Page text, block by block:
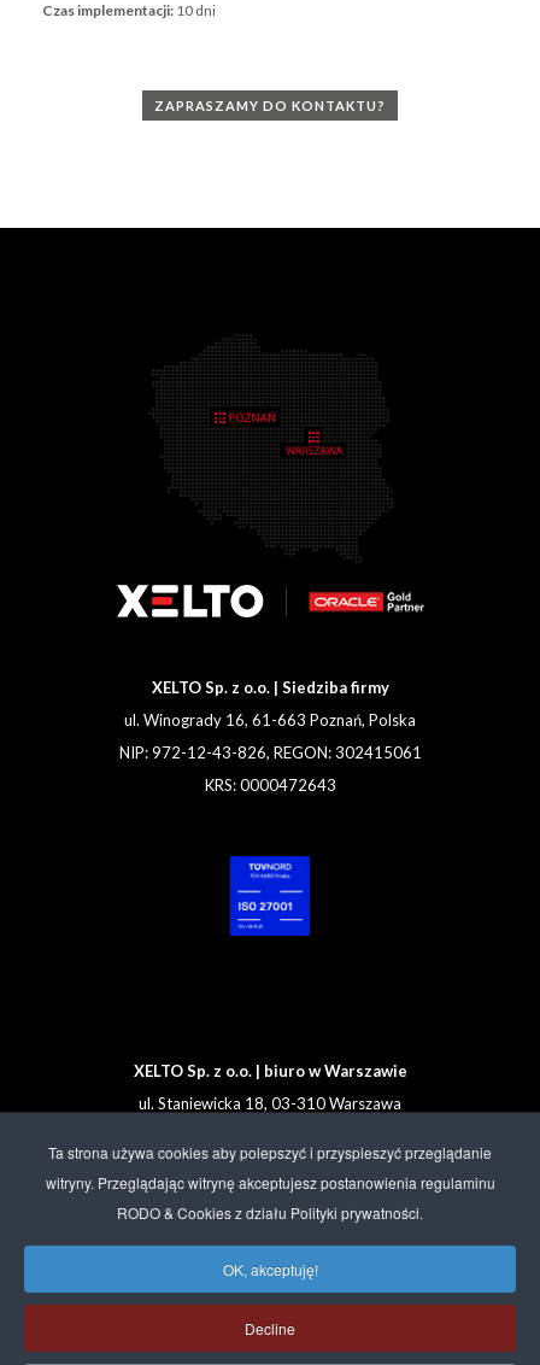
Czas implementacji: 10 dni
ZAPRASZAMY DO KONTAKTU?
XELTO Sp. z o.o. | Siedziba firmy
ul. Winogrady 16, 61-663 Poznań, Polska
NIP: 972-12-43-826, REGON: 302415061
KRS: 0000472643
XELTO Sp. z o.o. | biuro w Warszawie
ul. Staniewicka 18, 03-310 Warszawa
Administracja:office@xelto.com
Ta strona używa cookies aby polepszyć i przyspieszyć przeglądanie
witryny. Przeglądając witrynę akceptujesz postanowienia regulaminu
RODO & Cookies z działu Polityki prywatności.
OK, akceptuję!
Decline